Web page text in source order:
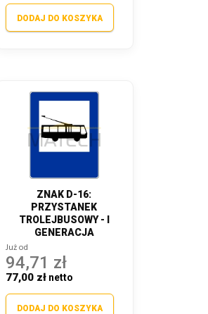
DODAJ DO KOSZYKA
ZNAK D-16:
PRZYSTANEK
TROLEJBUSOWY - I
GENERACJA
Już od
94,71 zł
77,00 zł
DODAJ DO KOSZYKA